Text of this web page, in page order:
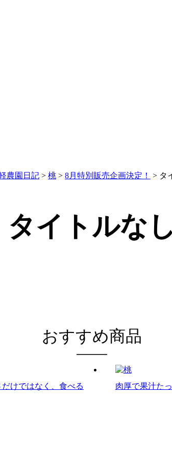
農園日記 > 桃 > 8月特別販売企画決定！ > タ
タイトルなし
おすすめ商品
けではなく、食べる
肉厚で果汁た